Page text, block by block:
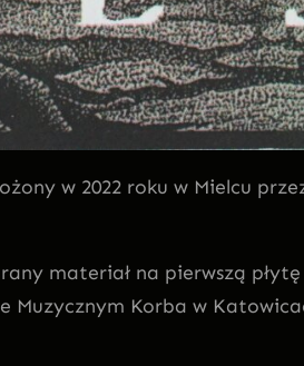
w 2022 roku w Mielcu
materiał na pierwszą
Muzycznym Korba w